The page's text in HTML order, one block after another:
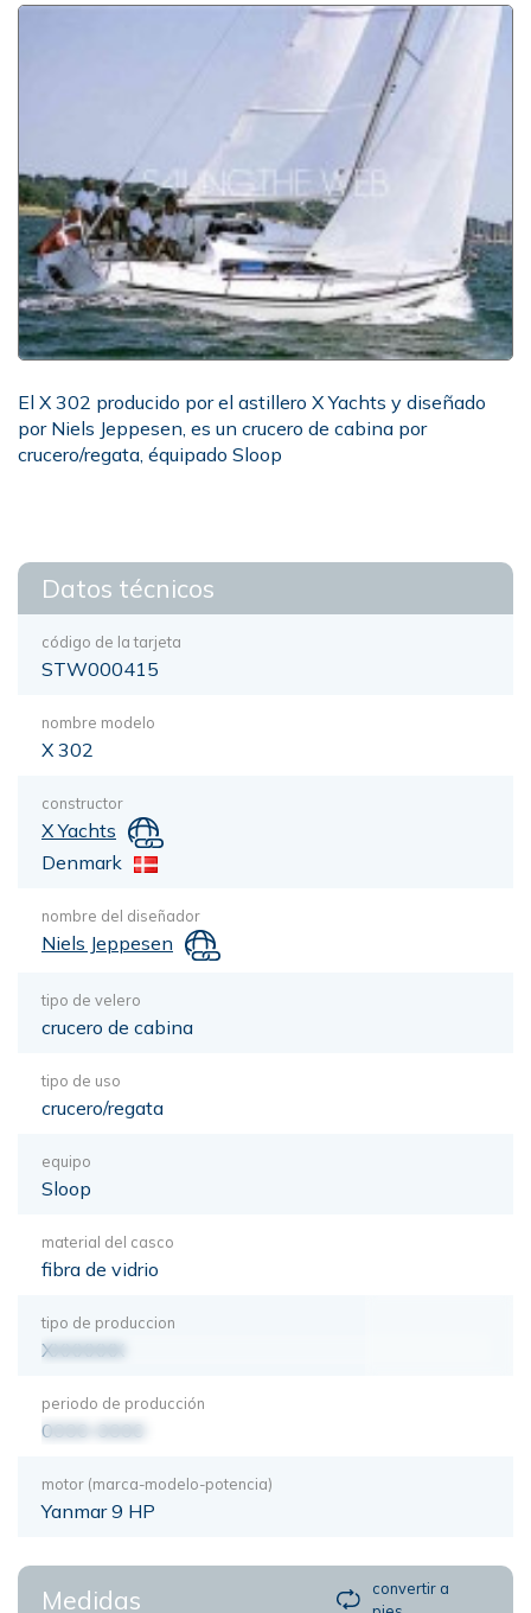
El X 302 producido por el astillero X Yachts y diseñado
por Niels Jeppesen, es un crucero de cabina por
crucero/regata, équipado Sloop
Datos técnicos
código de la tarjeta
STW000415
nombre modelo
X 302
constructor
X Yachts
Denmark
nombre del diseñador
Niels Jeppesen
tipo de velero
crucero de cabina
tipo de uso
crucero/regata
equipo
Sloop
material del casco
fibra de vidrio
tipo de produccion
XXXXXXX
periodo de producción
0000-0000
motor (marca-modelo-potencia)
Yanmar 9 HP
Medidas
convertir a